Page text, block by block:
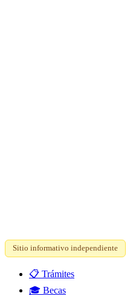
Sitio informativo independiente
📋 Trámites
🎓 Becas